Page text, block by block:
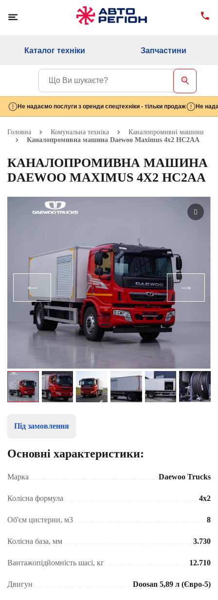
Каталог техніки Запчастини
Не надаємо послуги з оренди спецтехніки - тільки продаж Не
Головна Комунальна техніка
Каналопромивні машини
Каналопромивна машина Daewoo Maximus 4х2 НC2AA
КАНАЛОПРОМИВНА МАШИНА
DAEWOO MAXIMUS 4Х2 НC2AA
Під замовлення
Основні характеристики:
Марка Daewoo Trucks
Колісна формула 4x2
Об'єм цистерни, м3 8
Колісна база, мм 3.730
Вантажопідйомність шасі, кг 12.710
Двигун Doosan 5,89 л (Євро-5)